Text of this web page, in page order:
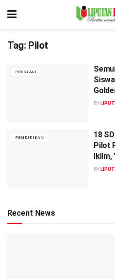
Tag: Pilot
PRESTASI
BY
PENDIDIKAN
18
Pilot
Iklim,
BY
Recent News